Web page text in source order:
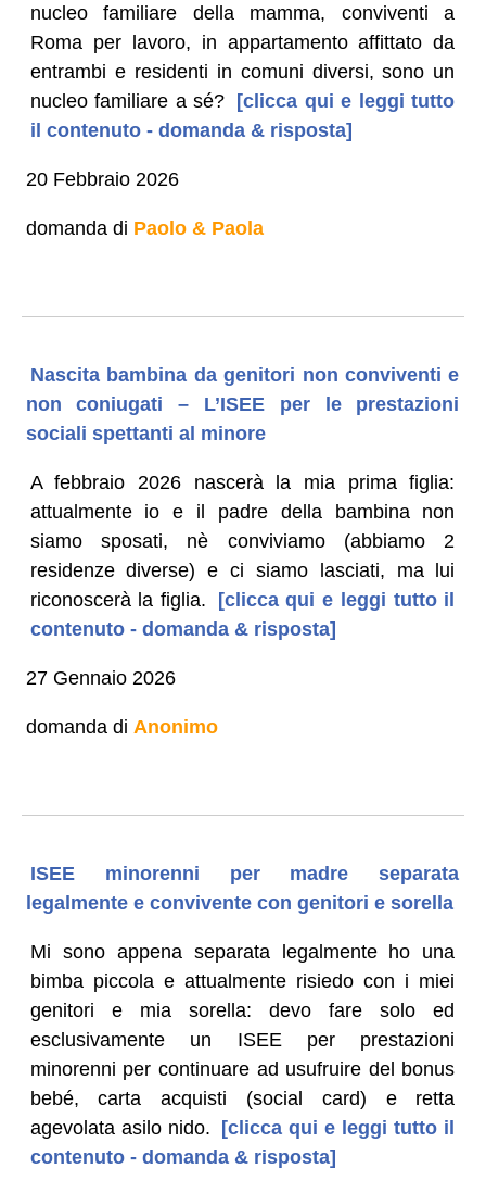
nucleo familiare della mamma, conviventi a
Roma per lavoro, in appartamento affittato da
entrambi e residenti in comuni diversi, sono un
nucleo familiare a sé? [clicca qui e leggi tutto
il contenuto - domanda & risposta]
20 Febbraio 2026
domanda di Paolo & Paola
Nascita bambina da genitori non conviventi e
non coniugati – L’ISEE per le prestazioni
sociali spettanti al minore
A febbraio 2026 nascerà la mia prima figlia:
attualmente io e il padre della bambina non
siamo sposati, nè conviviamo (abbiamo 2
residenze diverse) e ci siamo lasciati, ma lui
riconoscerà la figlia.
[clicca qui e leggi tutto il
contenuto - domanda & risposta]
27 Gennaio 2026
domanda di Anonimo
ISEE minorenni per madre separata
legalmente e convivente con genitori e sorella
Mi sono appena separata legalmente ho una
bimba piccola e attualmente risiedo con i miei
genitori e mia sorella: devo fare solo ed
esclusivamente un ISEE per prestazioni
minorenni per continuare ad usufruire del bonus
bebé, carta acquisti (social card) e retta
agevolata asilo nido. [clicca qui e leggi tutto il
contenuto - domanda & risposta]